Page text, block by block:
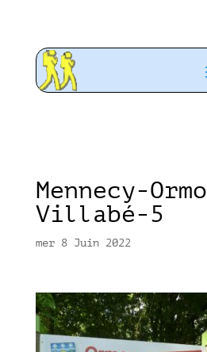
Mennecy-
Villabé-5
mer 8 Juin 2022